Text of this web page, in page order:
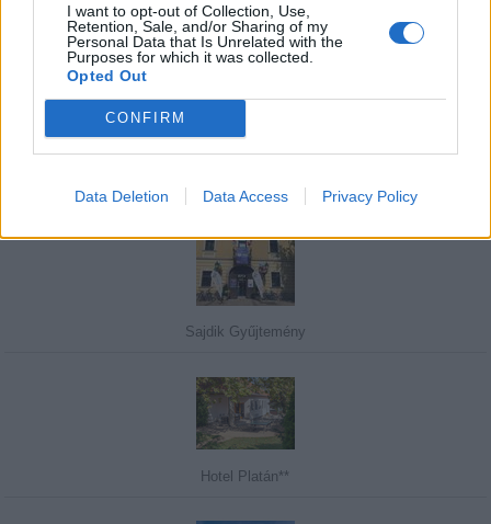
I want to opt-out of Collection, Use,
Retention, Sale, and/or Sharing of my
Personal Data that Is Unrelated with the
Purposes for which it was collected.
Opted Out
CONFIRM
Data Deletion Data Access Privacy Policy
Javasolj egy kutyabarát helyet!
Sajdik Gyűjtemény
Hotel Platán**